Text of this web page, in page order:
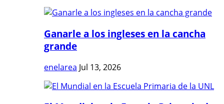
Ganarle a los ingleses en la cancha
grande
enelarea Jul 13, 2026